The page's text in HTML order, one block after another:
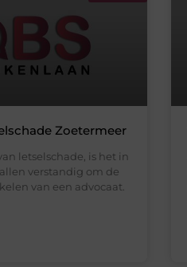
Zoetermeer
letselschade, is het in
verstandig om de
van een advocaat.